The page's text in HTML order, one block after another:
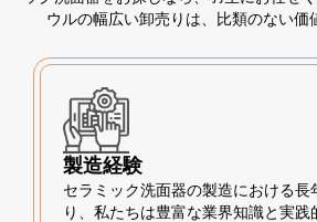
ウルの幅広い卸売りは、比類のない価
製造経験
セラミック洗面器の製造における長
り、私たちは豊富な業界知識と実践